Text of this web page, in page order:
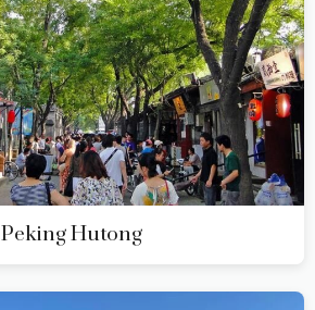
Peking Hutong